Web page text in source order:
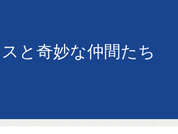
と奇妙な仲間たち